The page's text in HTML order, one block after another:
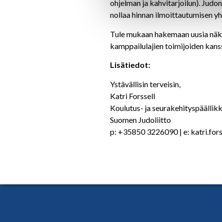
ohjelman ja kahvitarjoilun).
nollaa hinnan ilmoittautumisen
Tule mukaan hakemaan uusia
kamppailulajien toimijoiden
Lisätiedot:
Ystävällisin terveisin,
Katri Forssell
Koulutus- ja
Suomen Judoliitto
p: +35850 3226090 | e: